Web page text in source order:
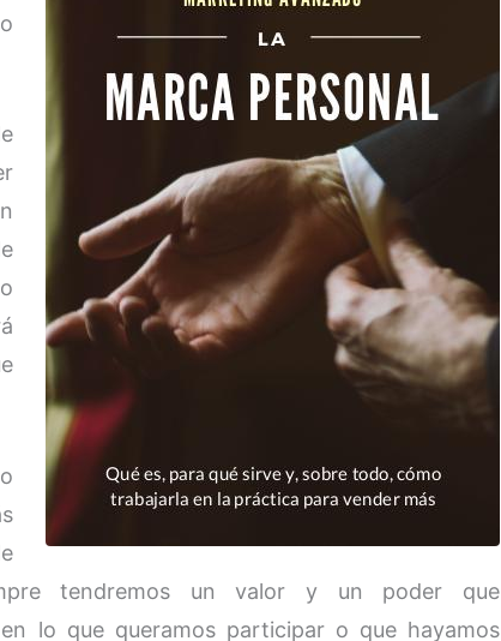
tendremos un valor y un poder que
lo que queramos participar o que hayamos